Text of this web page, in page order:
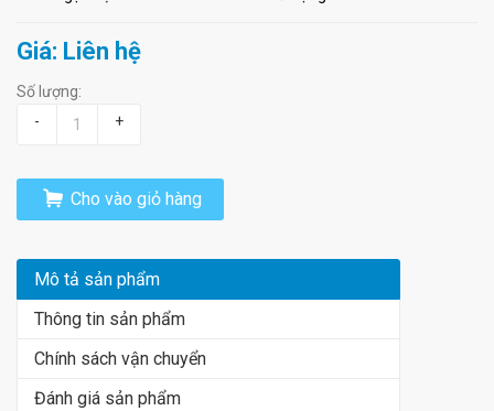
Giá: Liên hệ
Số lượng:
-
+
Cho vào giỏ hàng
Mô tả sản phẩm
Thông tin sản phẩm
Chính sách vận chuyển
Đánh giá sản phẩm